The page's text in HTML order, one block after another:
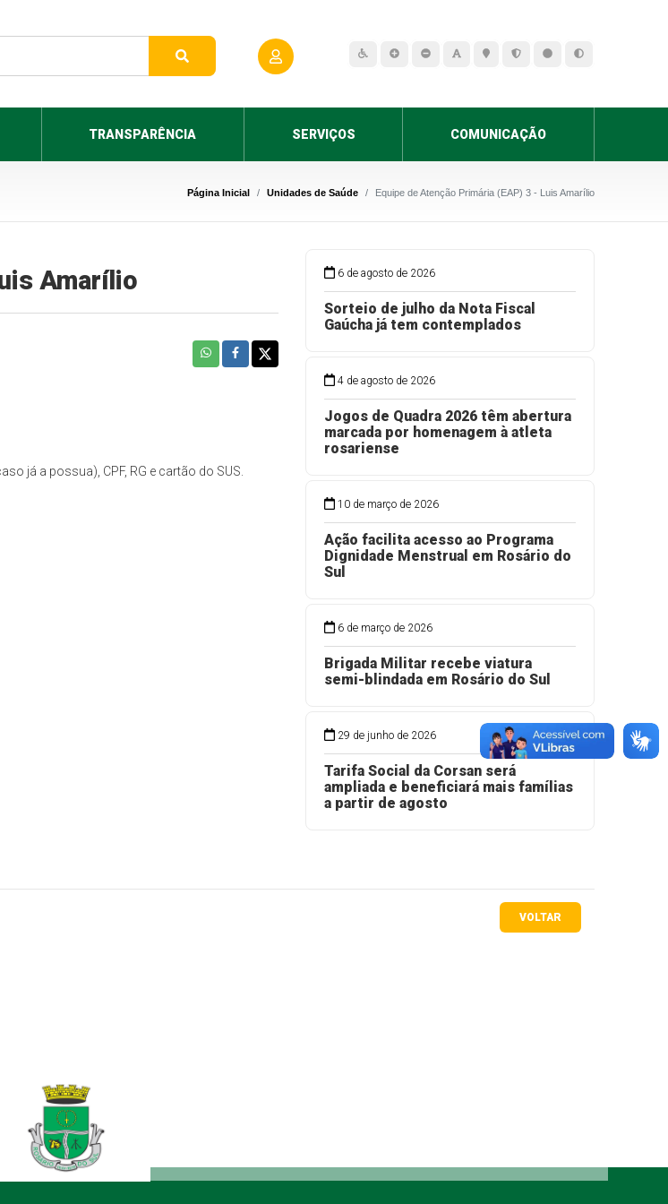
TRANSPARÊNCIA SERVIÇOS COMUNICAÇÃO
Página Inicial Unidades de Saúde Equipe de Atenção Primária (EAP) 3 - Luis Amarílio
Amarílio
já a possua), CPF, RG e cartão do SUS.
6 de agosto de 2026
Sorteio de julho da Nota Fiscal
Gaúcha já tem contemplados
4 de agosto de 2026
Jogos de Quadra 2026 têm abertura
marcada por homenagem à atleta
rosariense
10 de março de 2026
Ação facilita acesso ao Programa
Dignidade Menstrual em Rosário do
Sul
6 de março de 2026
Brigada Militar recebe viatura
semi-blindada em Rosário do Sul
29 de junho de 2026
Tarifa Social da Corsan será
ampliada e beneficiará mais famílias
a partir de agosto
VOLTAR